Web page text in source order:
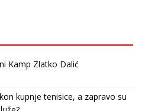
Kamp Zlatko Dalić
kupnje tenisice, a zapravo su